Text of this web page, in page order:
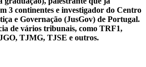
3 continentes e investigador do Centro
e Governação (JusGov) de Portugal.
de vários tribunais, como TRF1,
TJMG, TJSE e outros.